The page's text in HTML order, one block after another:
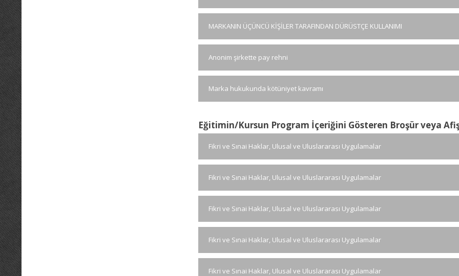
MARKANIN ÜÇÜNCÜ KİŞİLER TARAFINDAN DÜRÜSTÇE KULLANIMI
Anonim şirkette pay rehni
Marka hukukunda kötüniyet kavramı
Eğitimin/Kursun Program İçeriğini Gösteren Broşür veya
Fikri ve Sınai Haklar, Ulusal ve Uluslararası Uygulamalar
Fikri ve Sınai Haklar, Ulusal ve Uluslararası Uygulamalar
Fikri ve Sınai Haklar, Ulusal ve Uluslararası Uygulamalar
Fikri ve Sınai Haklar, Ulusal ve Uluslararası Uygulamalar
Fikri ve Sınai Haklar, Ulusal ve Uluslararası Uygulamalar